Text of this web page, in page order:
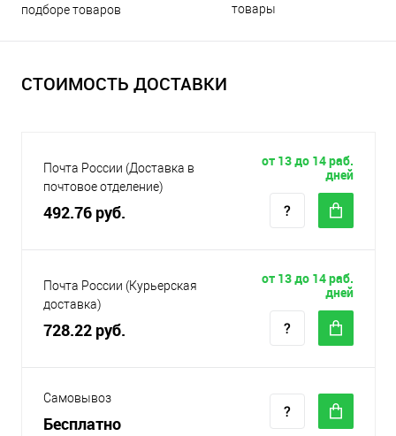
подборе товаров
товары
СТОИМОСТЬ ДОСТАВКИ
Почта России (Доставка в
почтовое отделение)
492.76 руб.
от 13 до 14 раб.
дней
Почта России (Курьерская
доставка)
728.22 руб.
от 13 до 14 раб.
дней
Самовывоз
Бесплатно